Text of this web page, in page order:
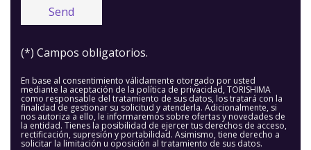
(*) Campos obligatorios.
En base al consentimiento válidamente otorgado por usted
mediante la aceptación de la política de privacidad, TORISHIMA
como responsable del tratamiento de sus datos, los tratará con la
finalidad de gestionar su solicitud y atenderla. Adicionalmente, si
nos autoriza a ello, le informaremos sobre ofertas y novedades de
la entidad. Tienes la posibilidad de ejercer tus derechos de acceso,
rectificación, supresión y portabilidad. Asimismo, tiene derecho a
solicitar la limitación u oposición al tratamiento de sus datos.